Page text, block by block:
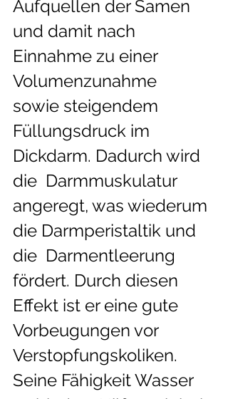
Aufquellen der Samen
und damit nach
Einnahme zu einer
Volumenzunahme
sowie steigendem
Füllungsdruck im
Dickdarm. Dadurch wird
die  Darmmuskulatur
angeregt, was wiederum
die Darmperistaltik und
die  Darmentleerung
fördert. Durch diesen
Effekt ist er eine gute
Vorbeugungen vor
Verstopfungskoliken.
Seine Fähigkeit Wasser